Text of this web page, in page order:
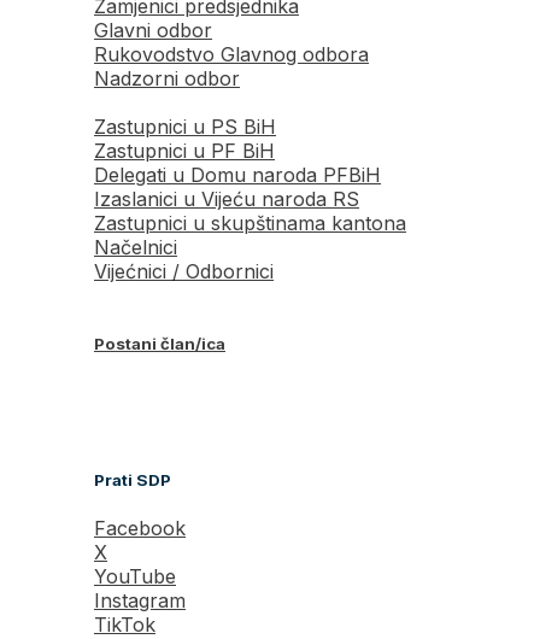
Zamjenici predsjednika
Glavni odbor
Rukovodstvo Glavnog odbora
Nadzorni odbor
Zastupnici u PS BiH
Zastupnici u PF BiH
Delegati u Domu naroda PFBiH
Izaslanici u Vijeću naroda RS
Zastupnici u skupštinama kantona
Načelnici
Vijećnici / Odbornici
Postani član/ica
Prati SDP
Facebook
X
YouTube
Instagram
TikTok